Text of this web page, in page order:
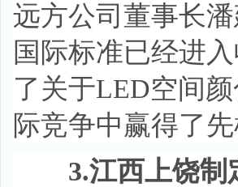
远方公司董事长
国际标准已经进
了关于LED空间
际竞争中赢得了先
3.江西上饶